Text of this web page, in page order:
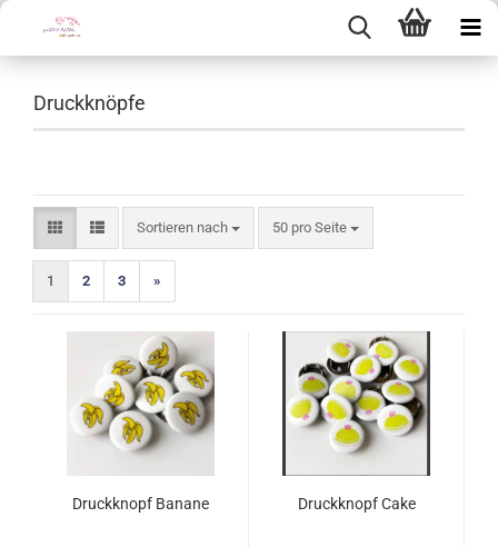
Druckknöpfe
Sortieren nach
Sortieren nach 50 pro Seite
pro Seite
1 2 3 »
Druckknopf Banane Druckknopf Cake